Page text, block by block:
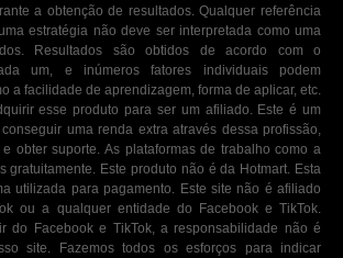
a obtenção de resultados. Qualquer referência
estratégia não deve ser interpretada como uma
Resultados são obtidos de acordo com o
um, e inúmeros fatores individuais podem
a facilidade de aprendizagem, forma de aplicar, etc.
esse produto para ser um afiliado. Este é um
uma renda extra através dessa profissão,
obter suporte. As plataformas de trabalho como a
gratuitamente. Este produto não é da Hotmart. Esta
utilizada para pagamento. Este site não é afiliado
ou a qualquer entidade do Facebook e TikTok.
do Facebook e TikTok, a responsabilidade não é
site. Fazemos todos os esforços para indicar